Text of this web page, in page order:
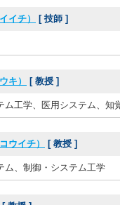
チ） [ 技師 ]
キ） [ 教授 ]
ム工学、医用システム、知
イチ） [ 教授 ]
ム、制御・システム工学